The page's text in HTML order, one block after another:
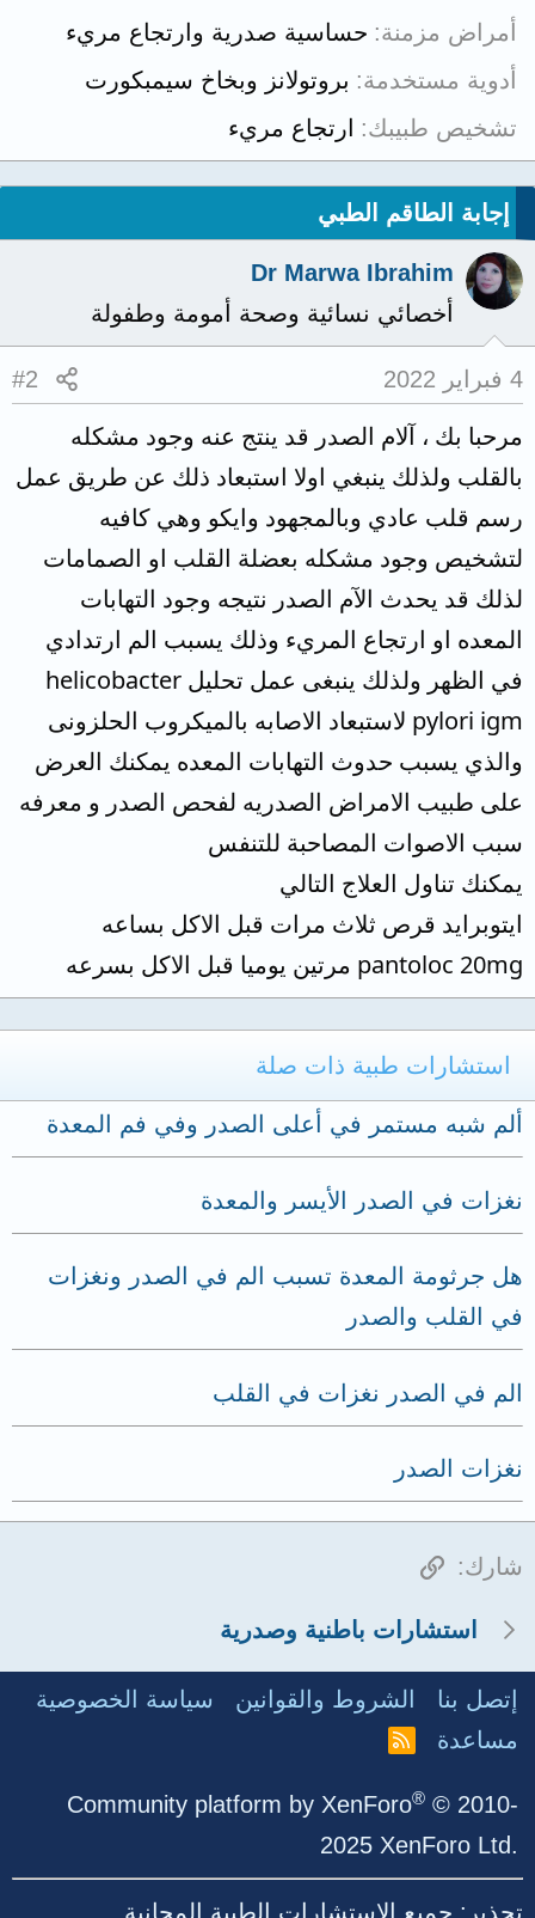
أمراض مزمنة حساسية صدرية وارتجاع مريء
أدوية مستخدمة
بروتولانز وبخاخ سيمبكورت
تشخيص طبيبك
ارتجاع مريء
إجابة الطاقم الطبي
Dr Marwa Ibrahim
أخصائي نسائية وصحة أمومة وطفولة
4 فبراير 2022 #2
مرحبا بك ، آلام الصدر قد ينتج عنه وجود مشكله
بالقلب ولذلك ينبغي اولا استبعاد ذلك عن طريق عمل
رسم قلب عادي وبالمجهود وايكو وهي كافيه
لتشخيص وجود مشكله بعضلة القلب او الصمامات
لذلك قد يحدث الآم الصدر نتيجه وجود التهابات
المعده او ارتجاع المريء وذلك يسبب الم ارتدادي
في الظهر ولذلك ينبغى عمل تحليل helicobacter
pylori igm لاستبعاد الاصابه بالميكروب الحلزونى
والذي يسبب حدوث التهابات المعده يمكنك العرض
على طبيب الامراض الصدريه لفحص الصدر و معرفه
سبب الاصوات المصاحبة للتنفس
يمكنك تناول العلاج التالي
ايتوبرايد قرص ثلاث مرات قبل الاكل بساعه
pantoloc 20mg مرتين يوميا قبل الاكل بسرعه
استشارات طبية ذات صلة
ألم شبه مستمر في أعلى الصدر وفي فم المعدة
نغزات في الصدر الأيسر والمعدة
هل جرثومة المعدة تسبب الم في الصدر ونغزات
في القلب والصدر
الم في الصدر نغزات في القلب
نغزات الصدر
شارك: الرابط
استشارات باطنية وصدرية
إتصل بنا الشروط والقوانين
سياسة الخصوصية
مساعدة
R
Community platform by XenForo® © 2010-
2025 XenForo Ltd.
تحذير: جميع الاستشارات الطبية المجانية